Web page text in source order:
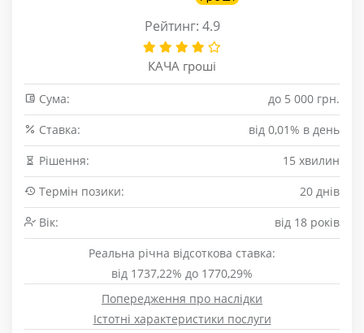
Рейтинг: 4.9
КАЧА гроші
Сума:
до 5 000 грн.
Cтавка:
від 0,01% в день
Рішення:
15 хвилин
Термін позики:
20 днів
Вік:
від 18 років
Реальна річна відсоткова ставка:
від 1737,22% до 1770,29%
Попередження про наслідки
Істотні характеристики послуги